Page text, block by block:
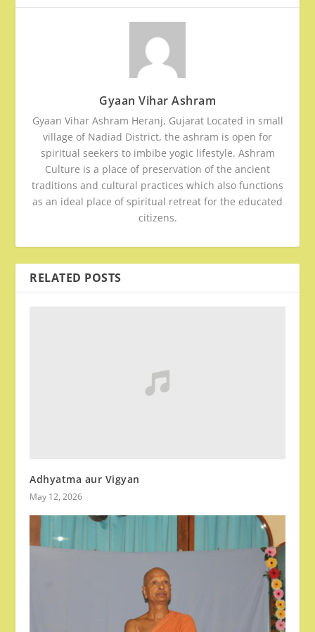
Gyaan Vihar Ashram
Gyaan Vihar Ashram Heranj, Gujarat Located in small
village of Nadiad District, the ashram is open for
spiritual seekers to imbibe yogic lifestyle. Ashram
Culture is a place of preservation of the ancient
traditions and cultural practices which also functions
as an ideal place of spiritual retreat for the educated
citizens.
RELATED POSTS
Adhyatma aur Vigyan
May 12, 2026